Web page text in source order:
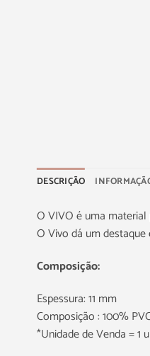
DESCRIÇÃO
O VIVO é uma material
O Vivo dá um
Composição:
Espessura: 11 mm
Composição : 100%
*Unidade de Venda = 1